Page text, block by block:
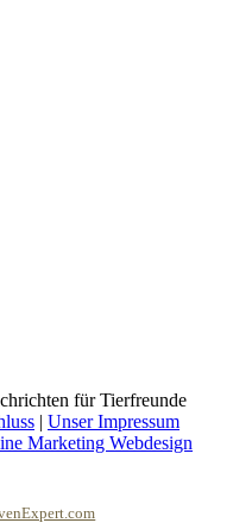
für Tierfreunde
| Unser Impressum
Marketing Webdesign